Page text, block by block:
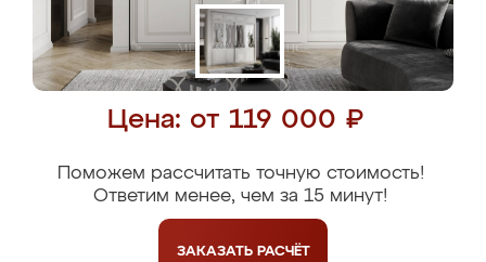
Цена: от 119 000 ₽
Поможем рассчитать точную стоимость!
Ответим менее, чем за 15 минут!
ЗАКАЗАТЬ РАСЧЁТ